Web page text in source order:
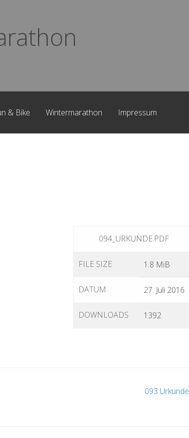
& Bike Wintermarathon Impressum
094_URKUNDE.PDF
FILE SIZE 1.8 MiB
DATUM 27. Juli 2016
DOWNLOADS 1392
093 Urkunde